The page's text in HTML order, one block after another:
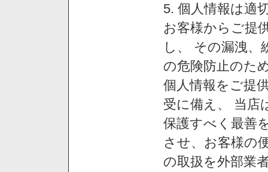
5. 個人情報は適
お客様からご提
し、 その漏洩、
の危険防止のた
個人情報をご提
受に備え、 当店
保護すべく最善
させ、お客様の
の取扱を外部業